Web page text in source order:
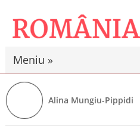
Meniu »
Alina Mungiu-Pippidi